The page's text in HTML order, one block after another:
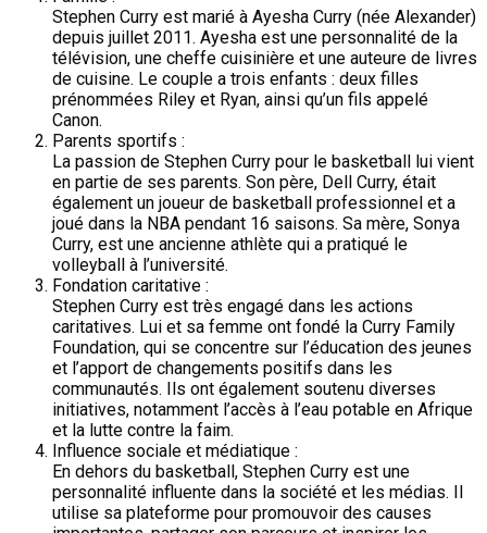
Stephen Curry est marié à Ayesha Curry (née Alexander)
depuis juillet 2011. Ayesha est une personnalité de la
télévision, une cheffe cuisinière et une auteure de livres
de cuisine. Le couple a trois enfants : deux filles
prénommées Riley et Ryan, ainsi qu’un fils appelé
Canon.
Parents sportifs :
La passion de Stephen Curry pour le basketball lui vient
en partie de ses parents. Son père, Dell Curry, était
également un joueur de basketball professionnel et a
joué dans la NBA pendant 16 saisons. Sa mère, Sonya
Curry, est une ancienne athlète qui a pratiqué le
volleyball à l’université.
Fondation caritative :
Stephen Curry est très engagé dans les actions
caritatives. Lui et sa femme ont fondé la Curry Family
Foundation, qui se concentre sur l’éducation des jeunes
et l’apport de changements positifs dans les
communautés. Ils ont également soutenu diverses
initiatives, notamment l’accès à l’eau potable en Afrique
et la lutte contre la faim.
Influence sociale et médiatique :
En dehors du basketball, Stephen Curry est une
personnalité influente dans la société et les médias. Il
utilise sa plateforme pour promouvoir des causes